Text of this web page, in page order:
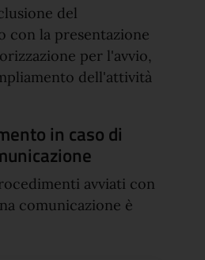
del
con la presentazione
per l'avvio,
dell'attività
in caso di
avviati con
comunicazione è